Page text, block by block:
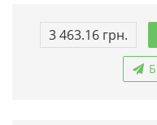
3 463.16 грн.